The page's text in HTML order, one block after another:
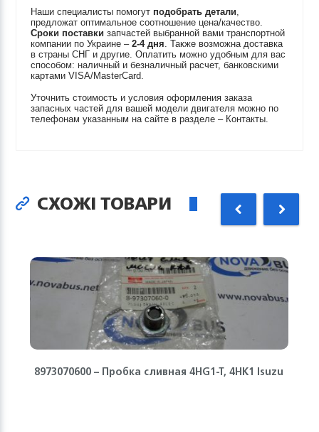
Наши специалисты помогут подобрать детали,
предложат оптимальное соотношение цена/качество.
Сроки поставки запчастей выбранной вами транспортной
компании по Украине –2-4 дня. Также возможна доставка
в страны СНГ и другие. Оплатить можно удобным для вас
способом: наличный и безналичный расчет, банковскими
картами VISA/MasterCard.
Уточнить стоимость и условия оформления заказа
запасных частей для вашей модели двигателя можно по
телефонам указанным на сайте в разделе – Контакты.
СХОЖІ ТОВАРИ
8973070600 – Пробка сливная 4HG1-T, 4HK1 Isuzu